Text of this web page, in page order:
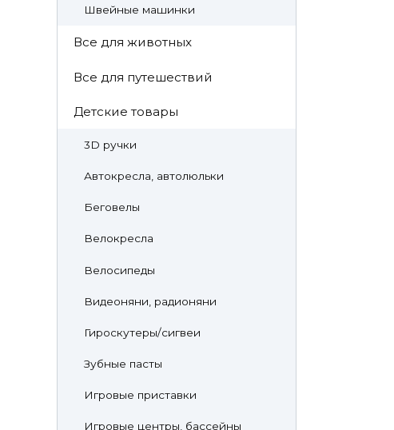
Швейные машинки
Все для животных
Все для путешествий
Детские товары
3D ручки
Автокресла, автолюльки
Беговелы
Велокресла
Велосипеды
Видеоняни, радионяни
Гироскутеры/сигвеи
Зубные пасты
Игровые приставки
Игровые центры, бассейны